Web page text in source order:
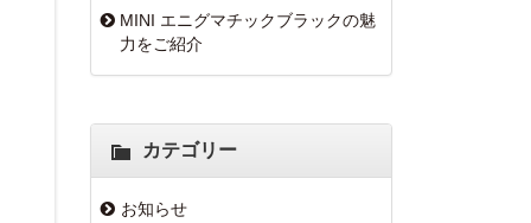
MINI エニグマチックブラックの魅
力をご紹介
カテゴリー
お知らせ